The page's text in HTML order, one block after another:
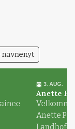
navnenyt
3. AUG.
Anette
Anette